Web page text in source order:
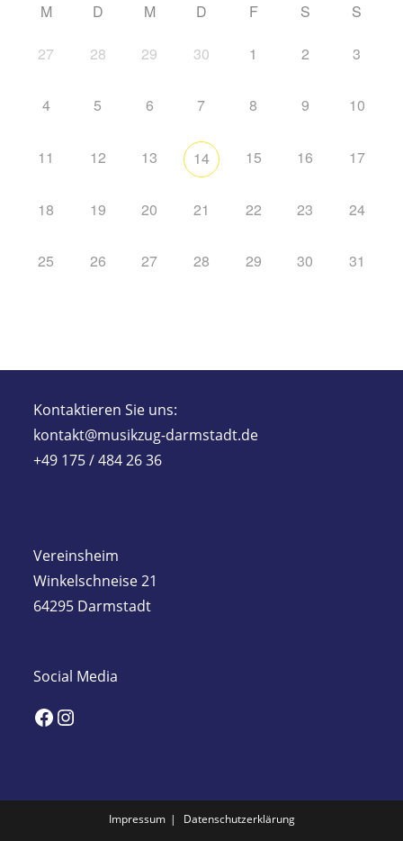
M D M D F S S
27 28 29 30 1 2 3
4 5 6 7 8 9 10
11 12 13 14 15 16 17
18 19 20 21 22 23 24
25 26 27 28 29 30 31
Kontaktieren Sie uns:
kontakt@musikzug-darmstadt.de
+49 175 / 484 26 36
Vereinsheim
Winkelschneise 21
64295 Darmstadt
Social Media
FacebookInstagram
Impressum Datenschutzerklärung